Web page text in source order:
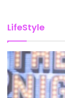
Πολιτική
Πολιτική
LifeStyle